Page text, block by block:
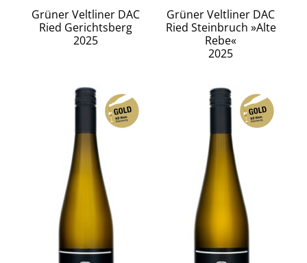
Grüner Veltliner DAC
Ried Gerichtsberg
2025
Grüner Veltliner DAC
Ried Steinbruch »Alte
Rebe«
2025